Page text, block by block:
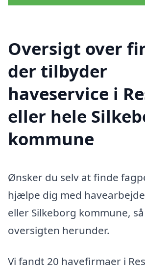
Oversigt over
der tilbyder
haveservice i
eller hele
kommune
Ønsker du selv at finde
hjælpe dig med
eller Silkeborg kommune,
oversigten herunder.
Vi fandt 20 havefirmaer i